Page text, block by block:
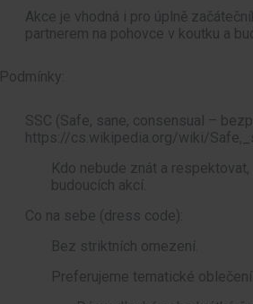
Akce je vhodná i pro úplně
partnerem na pohovce v koutku a
Podmínky:
SSC (Safe, sane, consensual –
https://cs.wikipedia.org/wiki/
Kdo nebude znát a
budoucích akcí.
Co na sebe (dress code):
Bez striktních omezení.
Preferujeme tematické